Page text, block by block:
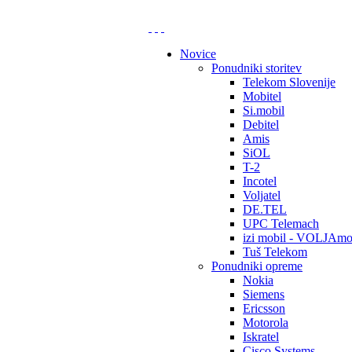
Novice
Ponudniki storitev
Telekom Slovenije
Mobitel
Si.mobil
Debitel
Amis
SiOL
T-2
Incotel
Voljatel
DE.TEL
UPC Telemach
izi mobil -
Tuš Telekom
Ponudniki opreme
Nokia
Siemens
Ericsson
Motorola
Iskratel